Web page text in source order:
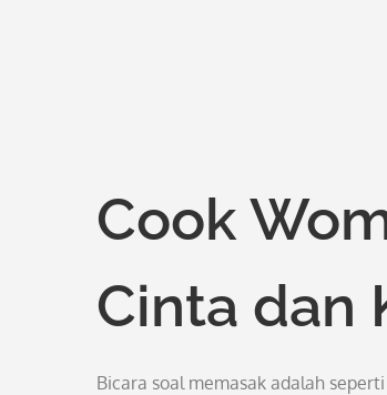
Cook
Cinta dan
Bicara soal memasak adalah